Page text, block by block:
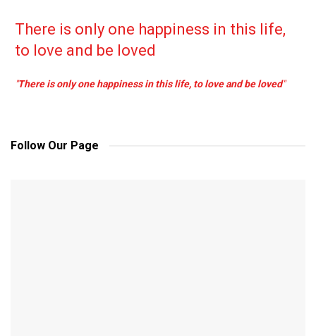
There is only one happiness in this life,
to love and be loved
"There is only one happiness in this life, to love and be loved"
Follow Our Page